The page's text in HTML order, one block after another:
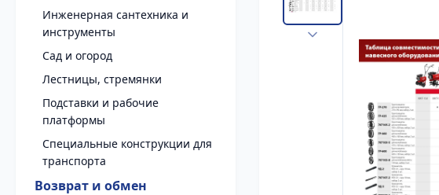
Инженерная сантехника и
инструменты
Сад и огород
Лестницы, стремянки
Подставки и рабочие
платформы
Специальные конструкции для
транспорта
Возврат и обмен